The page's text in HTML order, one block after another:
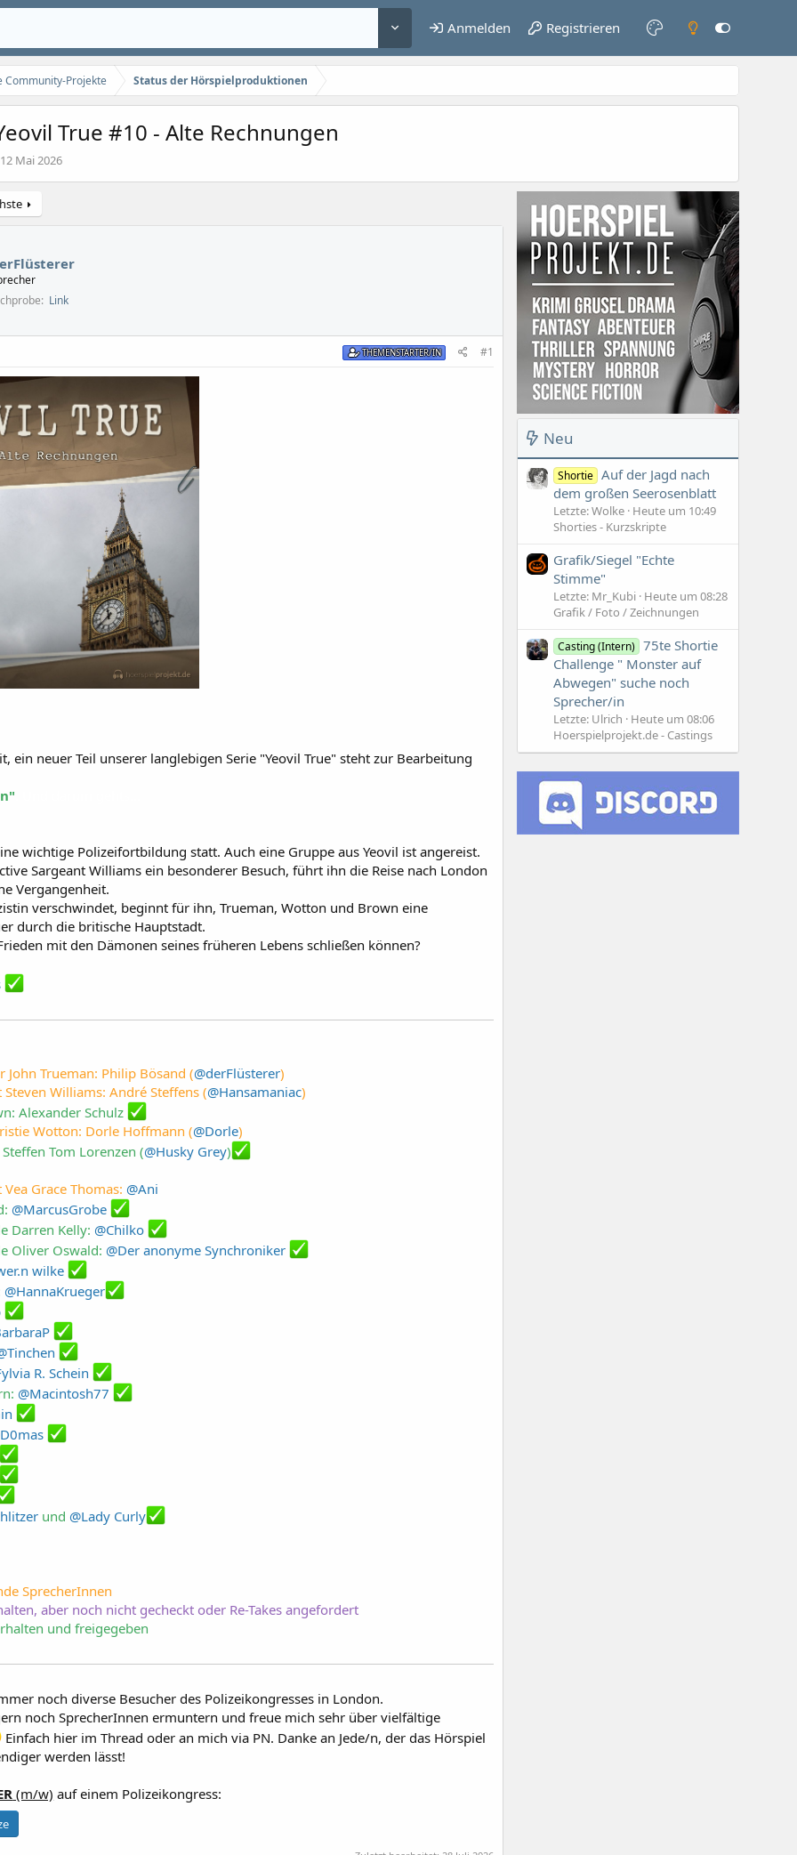
Anmelden Registrieren
Community-Projekte Status der Hörspielproduktionen
True #10 - Alte Rechnungen
E
t
e
t
a
m
12 Mai 2026
Link
THEMENSTARTER/IN #1
ein neuer Teil unserer langlebigen Serie "Yeovil True" steht zur Bearbeitung
wichtige Polizeifortbildung statt. Auch eine Gruppe aus Yeovil ist angereist.
Sargeant Williams ein besonderer Besuch, führt ihn die Reise nach London
Vergangenheit.
verschwindet, beginnt für ihn, Trueman, Wotton und Brown eine
durch die britische Hauptstadt.
mit den Dämonen seines früheren Lebens schließen können?
John Trueman: Philip Bösand (@derFlüsterer)
Steven Williams: André Steffens (@Hansamaniac)
Alexander Schulz
Wotton: Dorle Hoffmann (@Dorle)
Tom Lorenzen (@Husky Grey)
Grace Thomas: @Ani
@MarcusGrobe
Darren Kelly: @Chilko
Oliver Oswald: @Der anonyme Synchroniker
wilke
@HannaKrueger
R. Schein
@Macintosh77
und @Lady Curly
SprecherInnen
aber noch nicht gecheckt oder Re-Takes angefordert
und freigegeben
noch diverse Besucher des Polizeikongresses in London.
noch SprecherInnen ermuntern und freue mich sehr über vielfältige
Einfach hier im Thread oder an mich via PN. Danke an Jede/n, der das Hörspiel
werden lässt!
(m/w) auf einem Polizeikongress:
Neu
Shortie Auf der Jagd nach
dem großen Seerosenblatt
Letzte: Wolke Heute um 10:49
Shorties - Kurzskripte
Grafik/Siegel "Echte
Stimme"
Letzte: Mr_Kubi Heute um 08:28
Grafik / Foto / Zeichnungen
Casting (Intern) 75te Shortie
Challenge " Monster auf
Abwegen" suche noch
Sprecher/in
Letzte: Ulrich
Heute um 08:06
Hoerspielprojekt.de - Castings